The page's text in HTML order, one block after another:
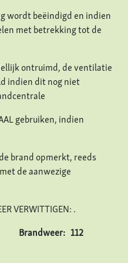
wordt beëindigd en indien
met betrekking tot de
ontruimd, de ventilatie
indien dit nog niet
gebruiken, indien
brand opmerkt, reeds
de aanwezige
VERWITTIGEN: .
Brandweer: 112